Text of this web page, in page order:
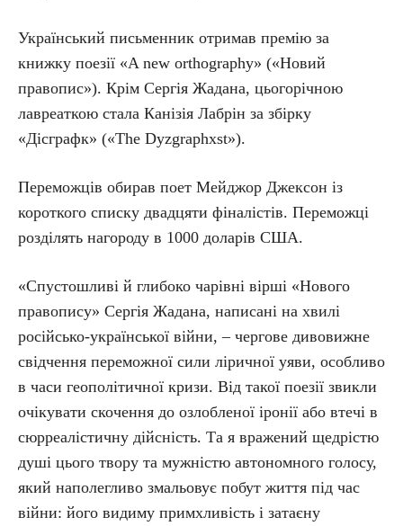
Український письменник отримав премію за
книжку поезії «A new orthography» («Новий
правопис»). Крім Сергія Жадана, цьогорічною
лавреаткою стала Канізія Лабрін за збірку
«Дісграфк» («The Dyzgraphxst»).
Переможців обирав поет Мейджор Джексон із
короткого списку двадцяти фіналістів. Переможці
розділять нагороду в 1000 доларів США.
«Спустошливі й глибоко чарівні вірші «Нового
правопису» Сергія Жадана, написані на хвилі
російсько-української війни, – чергове дивовижне
свідчення переможної сили ліричної уяви, особливо
в часи геополітичної кризи. Від такої поезії звикли
очікувати скочення до озлобленої іронії або втечі в
сюрреалістичну дійсність. Та я вражений щедрістю
душі цього твору та мужністю автономного голосу,
який наполегливо змальовує побут життя під час
війни: його видиму примхливість і затаєну